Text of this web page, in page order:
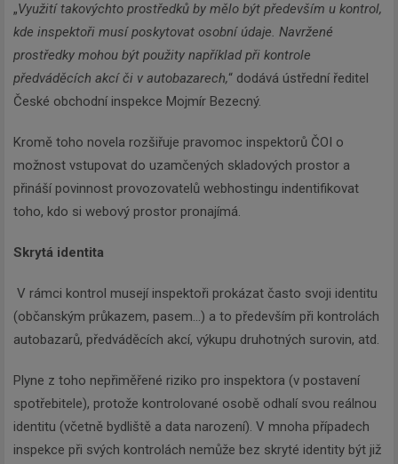
„Využití takovýchto prostředků by mělo být především u kontrol,
kde inspektoři musí poskytovat osobní údaje. Navržené
prostředky mohou být použity například při kontrole
předváděcích akcí či v autobazarech,“ dodává ústřední ředitel
České obchodní inspekce Mojmír Bezecný.
Kromě toho novela rozšiřuje pravomoc inspektorů ČOI o
možnost vstupovat do uzamčených skladových prostor a
přináší povinnost provozovatelů webhostingu indentifikovat
toho, kdo si webový prostor pronajímá.
Skrytá identita
V rámci kontrol musejí inspektoři prokázat často svoji identitu
(občanským průkazem, pasem…) a to především při kontrolách
autobazarů, předváděcích akcí, výkupu druhotných surovin, atd.
Plyne z toho nepřiměřené riziko pro inspektora (v postavení
spotřebitele), protože kontrolované osobě odhalí svou reálnou
identitu (včetně bydliště a data narození). V mnoha případech
inspekce při svých kontrolách nemůže bez skryté identity být již